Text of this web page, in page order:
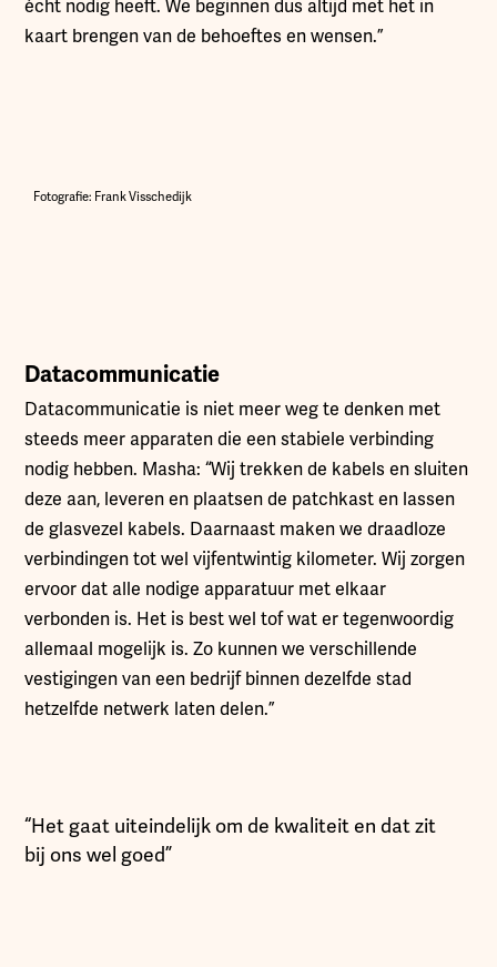
écht nodig heeft. We beginnen dus altijd met het in
kaart brengen van de behoeftes en wensen.”
Fotografie: Frank Visschedijk
Datacommunicatie
Datacommunicatie is niet meer weg te denken met
steeds meer apparaten die een stabiele verbinding
nodig hebben. Masha: “Wij trekken de kabels en sluiten
deze aan, leveren en plaatsen de patchkast en lassen
de glasvezel kabels. Daarnaast maken we draadloze
verbindingen tot wel vijfentwintig kilometer. Wij zorgen
ervoor dat alle nodige apparatuur met elkaar
verbonden is. Het is best wel tof wat er tegenwoordig
allemaal mogelijk is. Zo kunnen we verschillende
vestigingen van een bedrijf binnen dezelfde stad
hetzelfde netwerk laten delen.”
“Het gaat uiteindelijk om de kwaliteit en dat zit
bij ons wel goed”